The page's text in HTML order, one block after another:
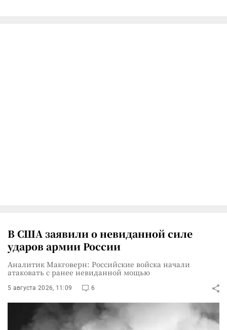
В США заявили о невиданной силе
ударов армии России
Аналитик Макговерн: Российские войска начали
атаковать с ранее невиданной мощью
5 августа 2026, 11:09 6